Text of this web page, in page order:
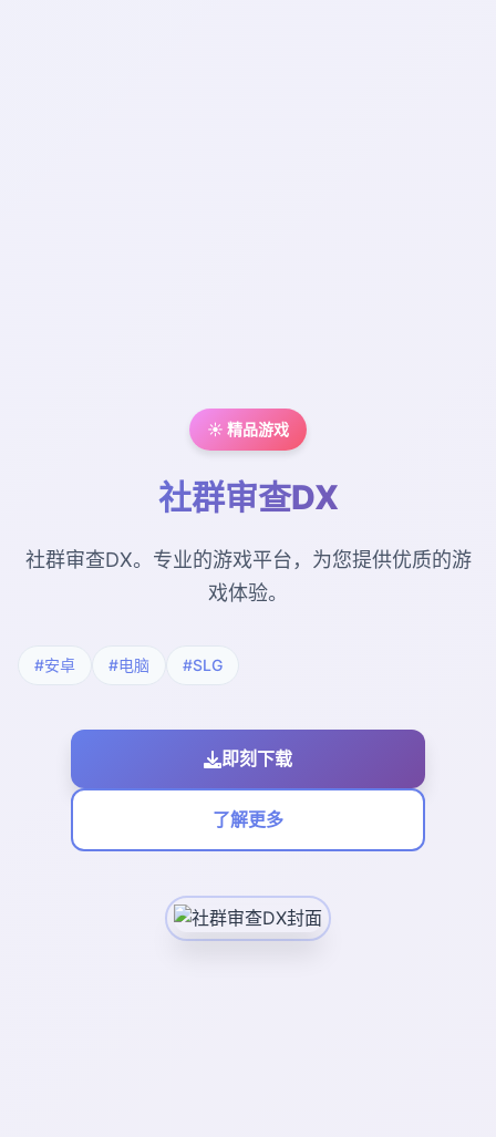
☀️ 精品游戏
社群审查DX
社群审查DX。专业的游戏平台，为您提供优质的游
戏体验。
#安卓 #电脑 #SLG
即刻下载
了解更多